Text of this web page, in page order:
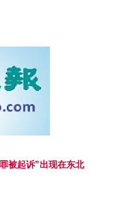
被起诉”出现在东北